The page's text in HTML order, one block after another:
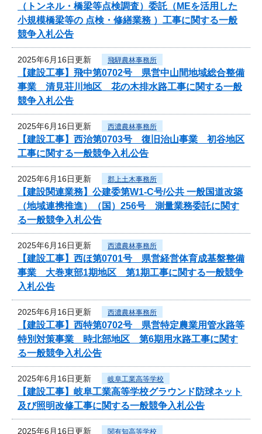
（トンネル・橋梁等点検調査）委託（MEを活用した
小規模橋梁等の 点検・修繕業務 ）工事に関する一般
競争入札公告
2025年6月16日更新 飛騨農林事務所
【建設工事】飛中第0702号 県営中山間地域総合整備
事業 清見荘川地区 花の木排水路工事に関する一般
競争入札公告
2025年6月16日更新 西濃農林事務所
【建設工事】西治第0703号 復旧治山事業 初谷地区
工事に関する一般競争入札公告
2025年6月16日更新 郡上土木事務所
【建設関連業務】公建委第W1-C号/公共 一般国道改築
（地域連携推進）（国）256号 測量業務委託に関す
る一般競争入札公告
2025年6月16日更新 西濃農林事務所
【建設工事】西ほ第0701号 県営経営体育成基盤整備
事業 大巻東部1期地区 第1期工事に関する一般競争
入札公告
2025年6月16日更新 西濃農林事務所
【建設工事】西特第0702号 県営特定農業用管水路等
特別対策事業 時北部地区 第6期用水路工事に関す
る一般競争入札公告
2025年6月16日更新 岐阜工業高等学校
【建設工事】岐阜工業高等学校グラウンド防球ネット
及び照明改修工事に関する一般競争入札公告
2025年6月16日更新 関有知高等学校